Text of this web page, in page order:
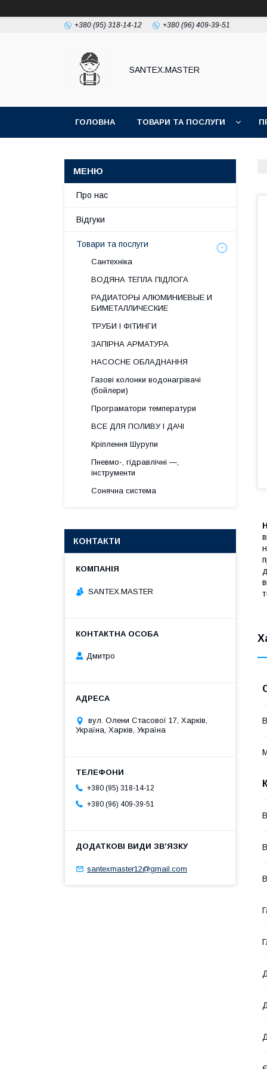
+380 (95) 318-14-12 +380 (96) 409-39-51
SANTEX.MASTER
ГОЛОВНА ТОВАРИ ТА ПОСЛУГИ
Про нас
Відгуки
Товари та послуги
Сантехніка
ВОДЯНА ТЕПЛА ПІДЛОГА
РАДИАТОРЫ АЛЮМИНИЕВЫЕ И
БИМЕТАЛЛИЧЕСКИЕ
ТРУБИ І ФІТИНГИ
ЗАПІРНА АРМАТУРА
НАСОСНЕ ОБЛАДНАННЯ
Газові колонки водонагрівачі
(бойлери)
Програматори температури
ВСЕ ДЛЯ ПОЛИВУ І ДАЧІ
Кріплення Шурупи
Пневмо-, гідравлічні —,
інструменти
Сонячна система
КОНТАКТИ
SANTEX.MASTER
Дмитро
вул. Олени Стасової 17, Харків,
Україна, Харків, Україна
+380 (95) 318-14-12
+380 (96) 409-39-51
santexmaster12@gmail.com